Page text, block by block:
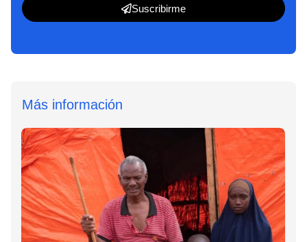
Suscribirme
Más información